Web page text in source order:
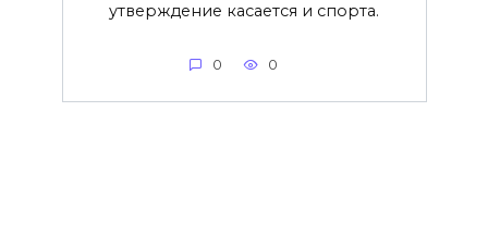
утверждение касается и спорта.
0 0